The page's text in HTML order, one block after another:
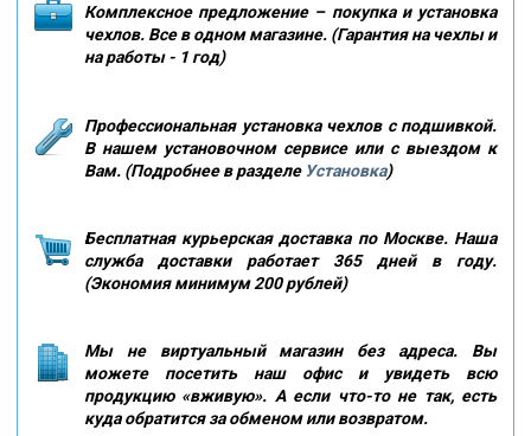
Комплексное предложение – покупка и установка
чехлов. Все в одном магазине. (Гарантия на чехлы и
на работы - 1 год)
Профессиональная установка чехлов с подшивкой.
В нашем установочном сервисе или с выездом к
Вам. (Подробнее в разделе Установка)
Бесплатная курьерская доставка по Москве. Наша
служба доставки работает 365 дней в году.
(Экономия минимум 200 рублей)
Мы не виртуальный магазин без адреса. Вы
можете посетить наш офис и увидеть всю
продукцию «вживую». А если что-то не так, есть
куда обратится за обменом или возвратом.